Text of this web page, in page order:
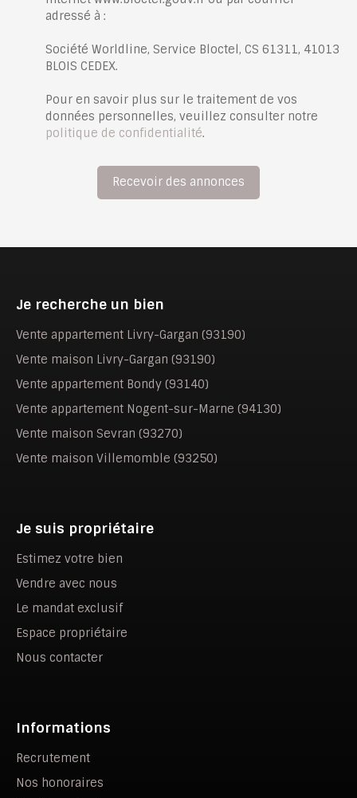
adressé à :
Société Worldline, Service Bloctel, CS 61311, 41013
BLOIS CEDEX.
Pour en savoir plus sur le traitement de vos
données personnelles, veuillez consulter notre
politique de confidentialité.
Recevoir des annonces
Je recherche un bien
Vente appartement Livry-Gargan (93190)
Vente maison Livry-Gargan (93190)
Vente appartement Bondy (93140)
Vente appartement Nogent-sur-Marne (94130)
Vente maison Sevran (93270)
Vente maison Villemomble (93250)
Je suis propriétaire
Estimez votre bien
Vendre avec nous
Le mandat exclusif
Espace propriétaire
Nous contacter
Informations
Recrutement
Nos honoraires